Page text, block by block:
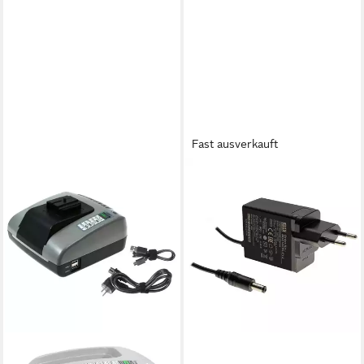
Fast ausverkauft
Steckernetzteil, Festspannung
18 W Steckernetzteil
lieferbar - in 2-3 Werktagen bei dir